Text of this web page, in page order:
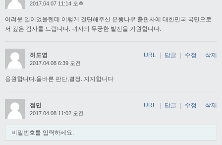
2017.04.07 11:14 오후
어려운 일이었을텐데 이렇게 결단해주신 은행나무 출판사에 대한민국 국민으로
서 깊은 감사를 드립니다. 귀사의 무궁한 발전을 기원합니다.
허도영
2017.04.08 6:39 오전
응원합니다.올바른 판단,결정..지지합니다
URL 답글 수정 삭제
정민
2017.04.08 11:02 오전
비밀번호를 입력하세요.
URL | 답글 | 수정 | 삭제